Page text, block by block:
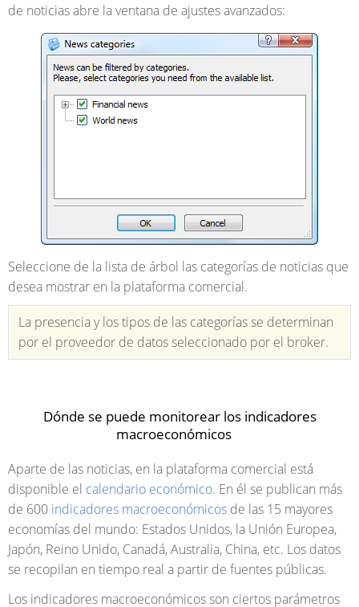
de noticias abre la ventana de ajustes avanzados:
Seleccione de la lista de árbol las categorías de noticias que
desea mostrar en la plataforma comercial.
La presencia y los tipos de las categorías se determinan
por el proveedor de datos seleccionado por el broker.
Dónde se puede monitorear los indicadores
macroeconómicos
Aparte de las noticias, en la plataforma comercial está
disponible el calendario económico. En él se publican más
de 600 indicadores macroeconómicos de las 15 mayores
economías del mundo: Estados Unidos, la Unión Europea,
Japón, Reino Unido, Canadá, Australia, China, etc. Los datos
se recopilan en tiempo real a partir de fuentes públicas.
Los indicadores macroeconómicos son ciertos parámetros